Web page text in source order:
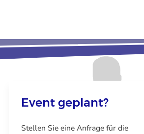
Event geplant?
Stellen Sie eine Anfrage für die